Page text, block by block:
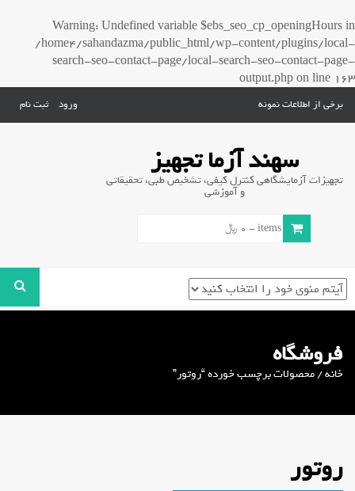
Warning: Undefined variable $ebs_seo_cp_openingHours in
/home4/sahandazma/public_html/wp-content/plugins/local-
search-seo-contact-page/local-search-seo-contact-page-
output.phpon line 163
برخی از اطلاعات نمونه ورود ثبت نام
سهند آزما تجهیز
تجهیزات آزمایشگاهی کنترل کیفی، تشخیص طبی، تحقیقاتی
و آموزشی
0 ﷼
فروشگاه
خانه/ محصولات برچسب خورده “روتور”
روتور